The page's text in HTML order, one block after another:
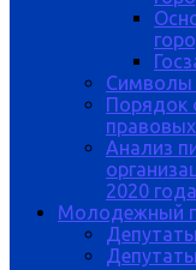
Символы
Порядок
Анализ
2020 года
Молодежный